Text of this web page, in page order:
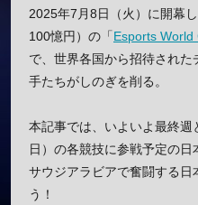
2025年7月8日（火）に開幕
100憶円）の「Esports World
で、世界各国から招待され
手たちがしのぎを削る。
本記事では、いよいよ最終
日）の各競技に参戦予定の日
サウジアラビアで奮闘する日
う！